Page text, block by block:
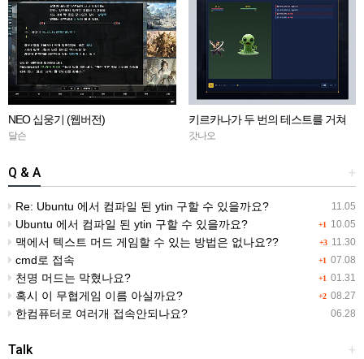
NEO 십웅기 (웹버전)
달슨
키르카나가 두 번의 테스트를 거쳐
정식 오픈하였습니다!
갓나오
+
Q & A
11.05
Re: Ubuntu 에서 컴파일 된 ytin 구할 수 있을까요?
+1 10.05
Ubuntu 에서 컴파일 된 ytin 구할 수 있을까요?
+3 11.30
맥에서 텍스트 머드 게임할 수 있는 방법은 없나요??
+1 07.08
cmd로 접속
+1 01.31
천명 머드는 막혔나요?
+2 08.27
혹시 이 무협게임 이름 아실까요?
06.28
한컴퓨터로 여러개 접속안되나요?
+
Talk